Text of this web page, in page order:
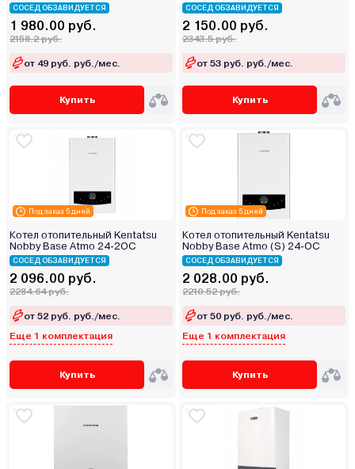
СОСЕД ОБЗАВИДУЕТСЯ
1 980.00 руб.
2158.2 руб.
от 49 руб. руб./мес.
Купить
СОСЕД ОБЗАВИДУЕТСЯ
2 150.00 руб.
2343.5 руб.
от 53 руб. руб./мес.
Купить
Под заказ 5 дней
Котел отопительный Kentatsu
Nobby Base Atmo 24-2OC
СОСЕД ОБЗАВИДУЕТСЯ
2 096.00 руб.
2284.64 руб.
от 52 руб. руб./мес.
Еще 1 комплектация
Купить
Под заказ 5 дней
Котел отопительный Kentatsu
Nobby Base Atmo (S) 24‑OC
СОСЕД ОБЗАВИДУЕТСЯ
2 028.00 руб.
2210.52 руб.
от 50 руб. руб./мес.
Еще 1 комплектация
Купить